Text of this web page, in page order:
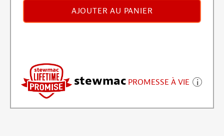
AJOUTER AU PANIER
stewmac PROMESSE À VIE